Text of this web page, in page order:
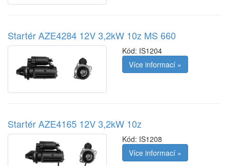
Startér AZE4284 12V 3,2kW 10z MS 660
Kód: IS1204
Více informací »
Startér AZE4165 12V 3,2kW 10z
Kód: IS1208
Více informací »